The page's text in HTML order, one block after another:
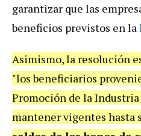
garantizar que las
beneficios previstos en la
Asimismo, la resolución
"los beneficiarios
Promoción de la
mantener vigentes hasta